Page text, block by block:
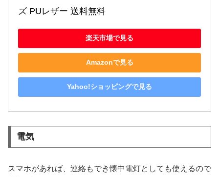
ズ PUレザー 送料無料
楽天市場で見る
Amazonで見る
Yahoo!ショッピングで見る
電気
スマホがあれば、連絡もでき懐中電灯としても使えるので